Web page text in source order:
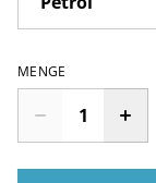
MENGE